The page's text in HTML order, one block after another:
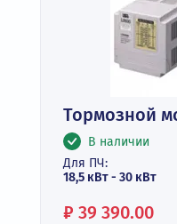
Тормозной
В наличии
Для ПЧ:
18,5 кВт - 30 кВт
Цена:
₽ 39 390.00